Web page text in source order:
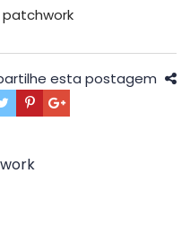
esta postagem